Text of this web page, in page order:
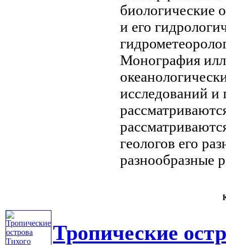
биологические
и его
Монография
исследований и
геологов его
разнообразные
Тропические